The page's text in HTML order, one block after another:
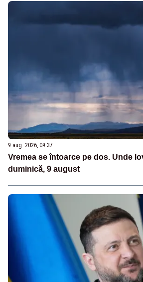
9 aug. 2026, 09:37
Vremea se întoarce pe dos. Unde
duminică, 9 august